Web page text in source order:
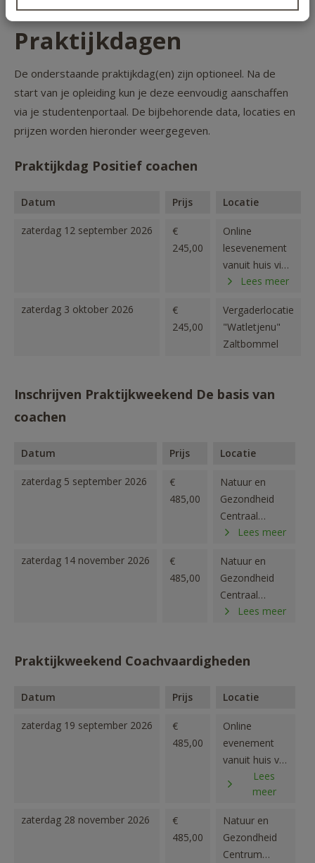
Praktijkdagen
De onderstaande praktijkdag(en) zijn optioneel. Na de
start van je opleiding kun je deze eenvoudig aanschaffen
via je studentenportaal. De bijbehorende data, locaties en
prijzen worden hieronder weergegeven.
Praktijkdag Positief coachen
Datum Prijs Locatie
zaterdag 12 september 2026
€
245,00
Online
lesevenement
vanuit huis via
ZOOMLees meer
zaterdag 3 oktober 2026
€
245,00
Vergaderlocatie
"Watletjenu"
Zaltbommel
Inschrijven Praktijkweekend De basis van
coachen
Datum Prijs Locatie
zaterdag 5 september 2026
€
485,00
Natuur en
Gezondheid
Centraal
Maarssen
Lees meer
zaterdag 14 november 2026
€
485,00
Natuur en
Gezondheid
Centraal
Maarssen
Lees meer
Praktijkweekend Coachvaardigheden
Datum Prijs Locatie
zaterdag 19 september 2026
€
485,00
Online
evenement
vanuit huis via
Lees
meer
zaterdag 28 november 2026
€
485,00
Natuur en
Gezondheid
Centrum